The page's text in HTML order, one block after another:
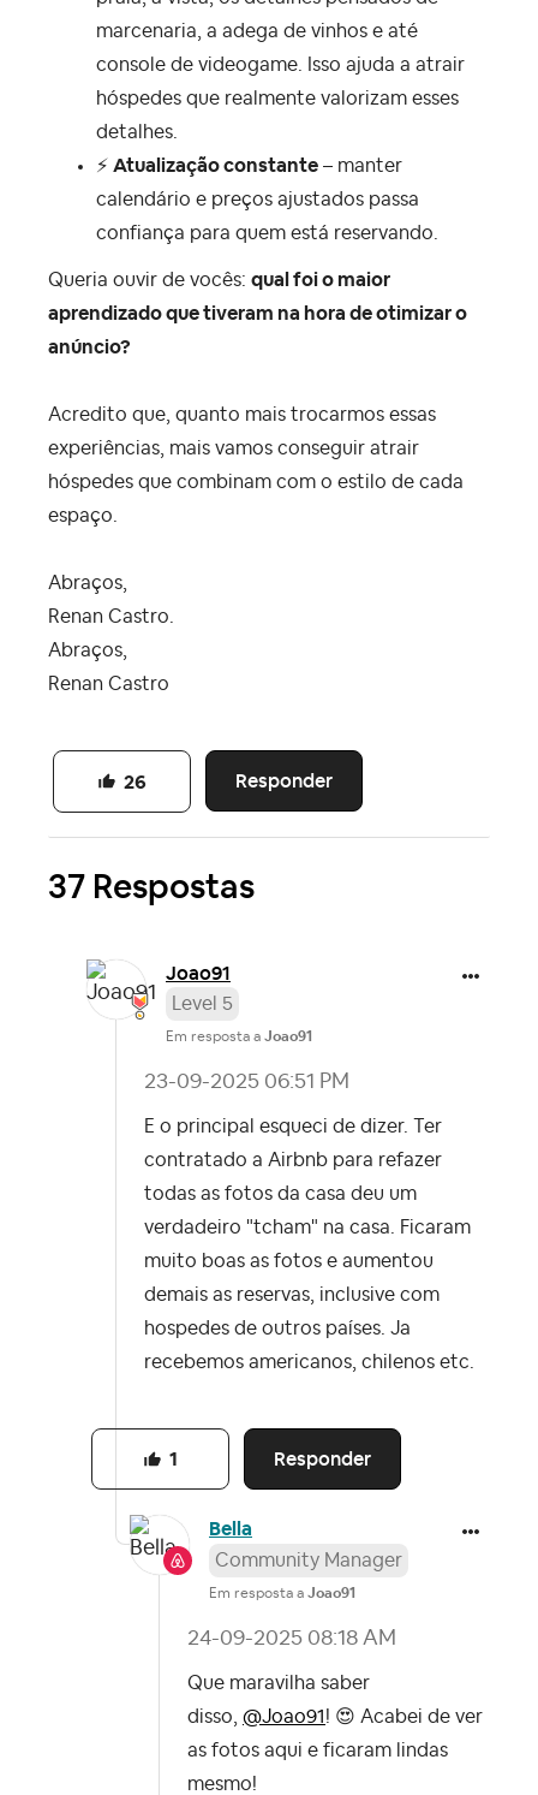
marcenaria, a adega de vinhos e até
console de videogame. Isso ajuda a atrair
hóspedes que realmente valorizam esses
detalhes.
⚡ Atualização constante – manter
calendário e preços ajustados passa
confiança para quem está reservando.
Queria ouvir de vocês: qual foi o maior
aprendizado que tiveram na hora de otimizar o
anúncio?
Acredito que, quanto mais trocarmos essas
experiências, mais vamos conseguir atrair
hóspedes que combinam com o estilo de cada
espaço.
Abraços,
Renan Castro.
Abraços,
Renan Castro
Responder
26
37 Respostas
Joao91
Level 5
Em resposta a Joao91
‎23-09-2025 06:51 PM
E o principal esqueci de dizer. Ter
contratado a Airbnb para refazer
todas as fotos da casa deu um
verdadeiro "tcham" na casa. Ficaram
muito boas as fotos e aumentou
demais as reservas, inclusive com
hospedes de outros países. Ja
recebemos americanos, chilenos etc.
Responder
1
Bella
Community Manager
Em resposta a Joao91
‎24-09-2025 08:18 AM
Que maravilha saber
disso, @Joao91 ! 😍 Acabei de ver
as fotos aqui e ficaram lindas
mesmo!